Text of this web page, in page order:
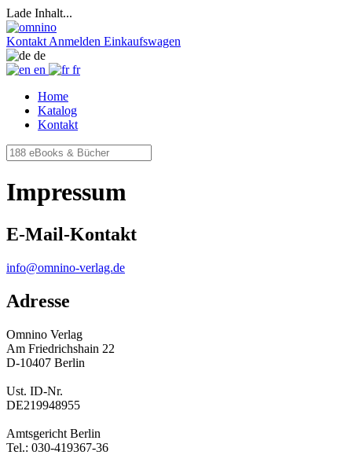
Lade Inhalt...
Kontakt Anmelden Einkaufswagen
de
en
fr
Home
Katalog
Kontakt
Impressum
E-Mail-Kontakt
info@omnino-verlag.de
Adresse
Omnino Verlag
Am Friedrichshain 22
D-10407 Berlin
Ust. ID-Nr.
DE219948955
Amtsgericht Berlin
Tel.: 030-419367-36